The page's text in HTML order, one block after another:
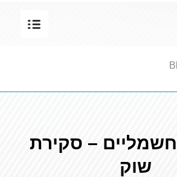
– סקירת
שוק